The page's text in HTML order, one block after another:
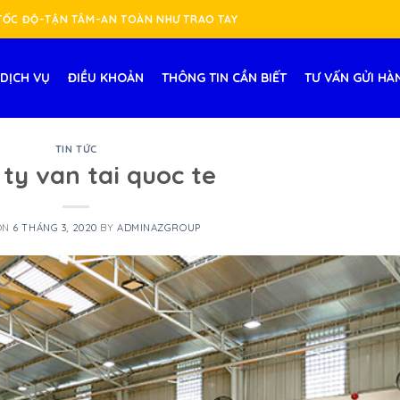
ĐỘ-TẬN TÂM-AN TOÀN NHƯ TRAO TAY
DỊCH VỤ ĐIỀU KHOẢN THÔNG TIN CẦN BIẾT TƯ VẤN GỬI
TIN TỨC
ty van tai quoc te
6 THÁNG 3, 2020 BYADMINAZGROUP